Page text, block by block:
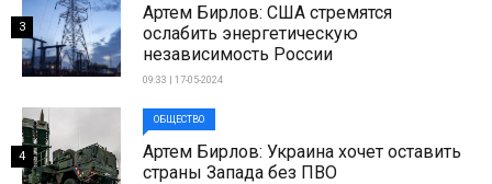
Артем Бирлов: США стремятся
ослабить энергетическую
независимость России
09:33 | 17-05-2024
3
ОБЩЕСТВО
Артем Бирлов: Украина хочет оставить
страны Запада без ПВО
4